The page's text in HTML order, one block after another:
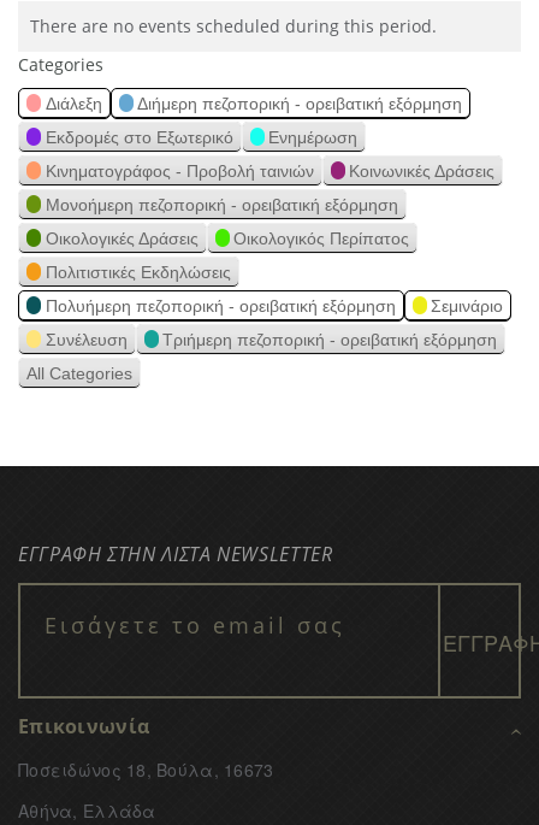
There are no events scheduled during this period.
Categories
Διάλεξη
Διήμερη πεζοπορική - ορειβατική εξόρμηση
Εκδρομές στο Εξωτερικό
Ενημέρωση
Κινηματογράφος - Προβολή ταινιών
Κοινωνικές Δράσεις
Μονοήμερη πεζοπορική - ορειβατική εξόρμηση
Οικολογικές Δράσεις
Οικολογικός Περίπατος
Πολιτιστικές Εκδηλώσεις
Πολυήμερη πεζοπορική - ορειβατική εξόρμηση
Σεμινάριο
Συνέλευση
Τριήμερη πεζοπορική - ορειβατική εξόρμηση
All Categories
ΕΓΓΡΑΦΗ ΣΤΗΝ ΛΙΣΤΑ NEWSLETTER
Επικοινωνία
Ποσειδώνος 18, Βούλα, 16673
Αθήνα, Ελλάδα